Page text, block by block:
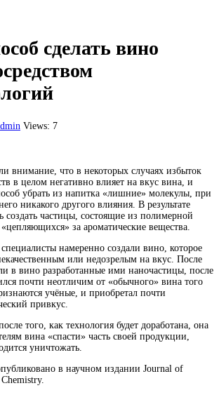
сделать вино
Views: 7
внимание, что в некоторых случаях избыток
в целом негативно влияет на вкус вина, и
убрать из напитка «лишние» молекулы, при
никакого другого влияния. В результате
создать частицы, состоящие из полимерной
за ароматические вещества.
намеренно создали вино, которое
или недозрелым на вкус. После
в вино разработанные ими наночастицы, после
почти неотличим от «обычного» вина того
учёные, и приобретал почти
привкус.
того, как технология будет доработана, она
вина «спасти» часть своей продукции,
уничтожать.
в научном издании Journal of